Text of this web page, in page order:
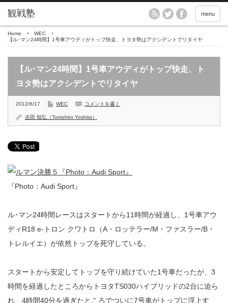
menu
Home
WEC
【ル･マン24時間】1号車アウディがトップ快走、トヨタ勢はアクシデントでリタイヤ
【ル･マン24時間】1号車アウディがトップ快走、ト
ヨタ勢はアクシデントでリタイヤ
2012/6/17 WEC コメントを書く
吉田 知弘（Tomohiro Yoshita）
『Photo：Audi Sport』
ル･マン24時間レースはスタートから11時間が経過し、1号車アウ
ディR18 e-トロン クワトロ（A・ロッテラー/M・ファスラー/B・
トレルイエ）が依然トップを死守している。
スタートから安定してトップを守り続けていた1号車だったが、3
時間を経過したところからトヨタTS030ハイブリッドの2台に迫ら
れ、4時間40分を過ぎたところでついに7号車がトップに浮上す